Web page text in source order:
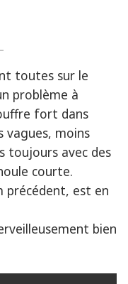
toutes sur le
problème à
fort dans
vagues, moins
toujours avec des
courte.
précédent, est en
bien